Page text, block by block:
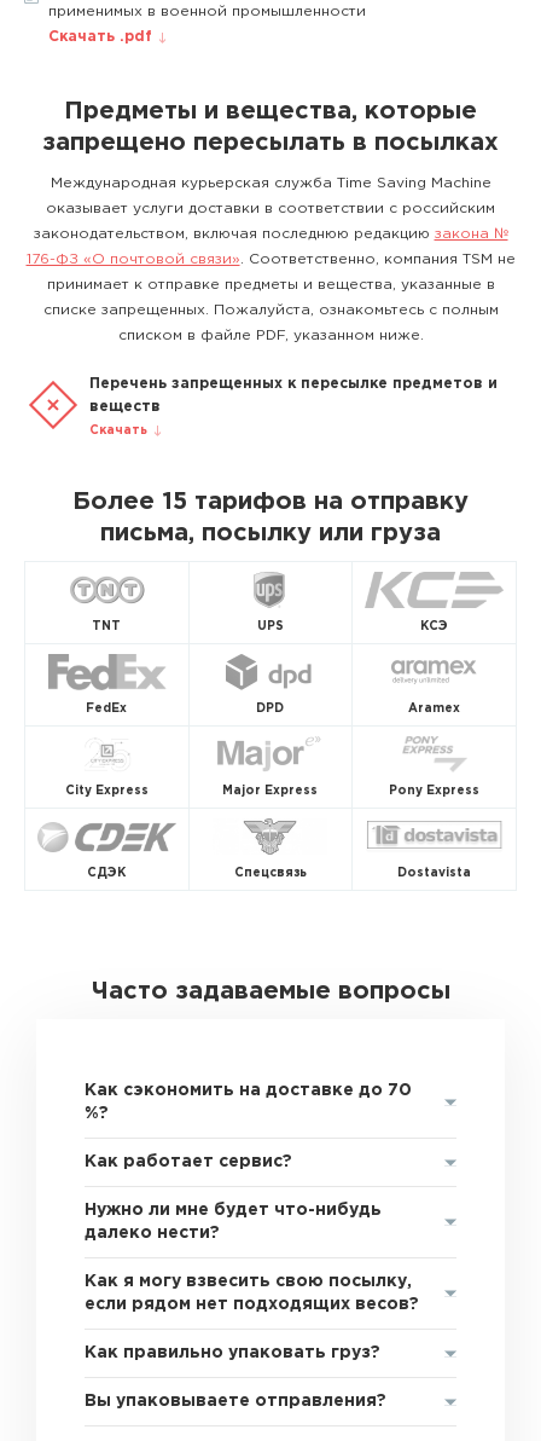
применимых в военной промышленности
Скачать .pdf
Предметы и вещества, которые
запрещено пересылать в посылках
Международная курьерская служба Time Saving Machine
оказывает услуги доставки в соответствии с российским
законодательством, включая последнюю редакцию закона №
176-ФЗ «О почтовой связи» . Соответственно, компания TSM не
принимает к отправке предметы и вещества, указанные в
списке запрещенных. Пожалуйста, ознакомьтесь с полным
списком в файле PDF, указанном ниже.
Перечень запрещенных к пересылке предметов и
веществ
Скачать
Более 15 тарифов на отправку
письма, посылку или груза
TNT UPS КСЭ
FedEx DPD Aramex
City Express Major Express Pony Express
СДЭК Спецсвязь Dostavista
Часто задаваемые вопросы
Как сэкономить на доставке до 70
%?
Как работает сервис?
Нужно ли мне будет что-нибудь
далеко нести?
Как я могу взвесить свою посылку,
если рядом нет подходящих весов?
Как правильно упаковать груз?
Вы упаковываете отправления?